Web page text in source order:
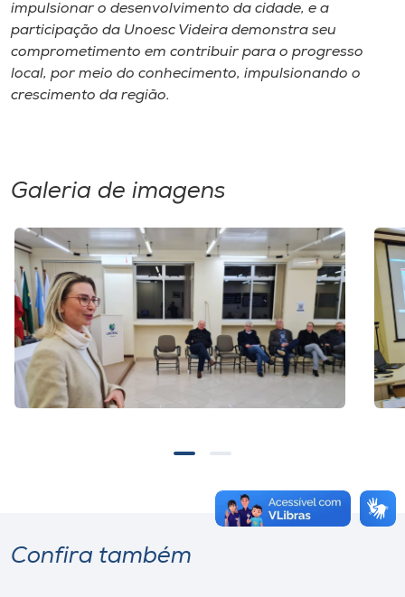
impulsionar o desenvolvimento da cidade, e a
participação da Unoesc Videira demonstra seu
comprometimento em contribuir para o progresso
local, por meio do conhecimento, impulsionando o
crescimento da região.
Galeria de imagens
Confira também